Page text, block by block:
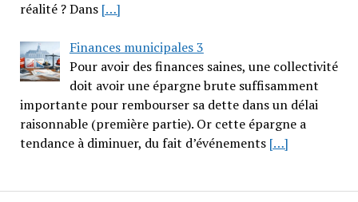
réalité ? Dans […]
Finances municipales 3
Pour avoir des finances saines, une collectivité
doit avoir une épargne brute suffisamment
importante pour rembourser sa dette dans un délai
raisonnable (première partie). Or cette épargne a
tendance à diminuer, du fait d’événements […]